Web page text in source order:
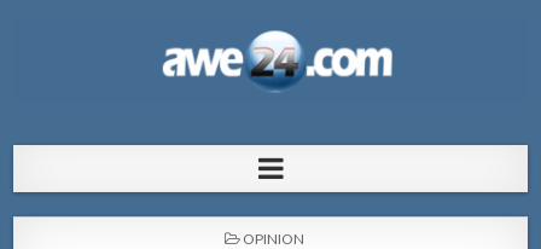
pa Aruba
POSTED
OPINION